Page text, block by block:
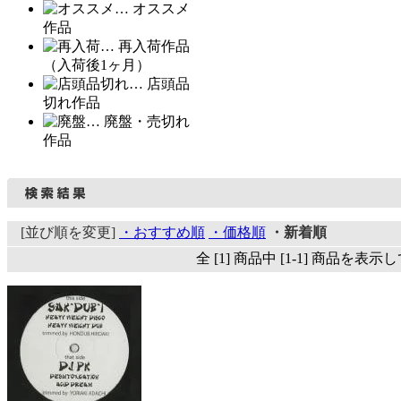
… オススメ
作品
… 再入荷作品
（入荷後1ヶ月）
… 店頭品
切れ作品
… 廃盤・売切れ
作品
[並び順を変更] ・おすすめ順 ・価格順
・新着順
全 [1] 商品中 [1-1] 商品を表示し